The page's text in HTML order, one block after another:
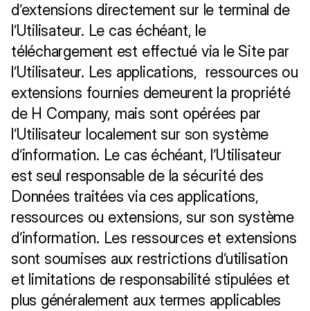
d’extensions directement sur le terminal de
l’Utilisateur. Le cas échéant, le
téléchargement est effectué via le Site par
l’Utilisateur. Les applications,  ressources ou
extensions fournies demeurent la propriété
de H Company, mais sont opérées par
l’Utilisateur localement sur son système
d’information. Le cas échéant, l’Utilisateur
est seul responsable de la sécurité des
Données traitées via ces applications,
ressources ou extensions, sur son système
d’information. Les ressources et extensions
sont soumises aux restrictions d’utilisation
et limitations de responsabilité stipulées et
plus généralement aux termes applicables